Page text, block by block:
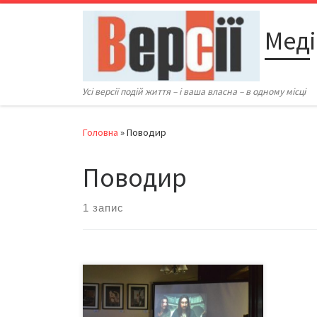
Перейти до вмісту
Усі версії подій життя – і ваша власна – в одному місці
Головна »Поводир
Поводир
1 запис
Пам’ять, український стиль і
свобода — навколо цих тем
будувалася розмова з відомим